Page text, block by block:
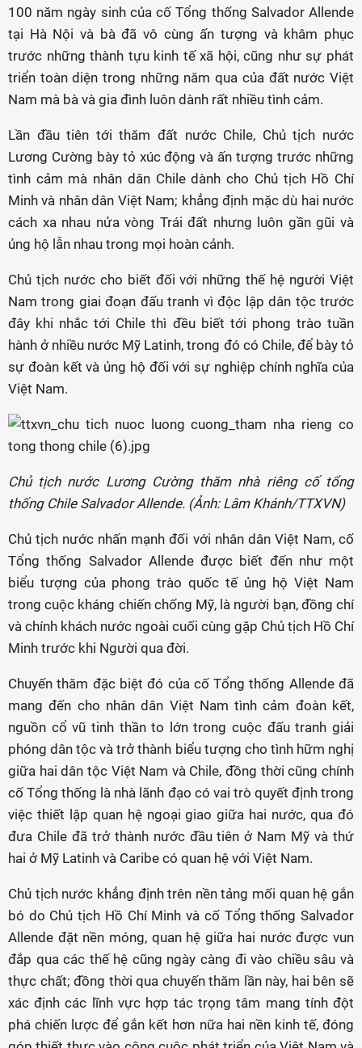
100 năm ngày sinh của cố Tổng thống Salvador Allende
tại Hà Nội và bà đã vô cùng ấn tượng và khâm phục
trước những thành tựu kinh tế xã hội, cũng như sự phát
triển toàn diện trong những năm qua của đất nước Việt
Nam mà bà và gia đình luôn dành rất nhiều tình cảm.
Lần đầu tiên tới thăm đất nước Chile, Chủ tịch nước
Lương Cường bày tỏ xúc động và ấn tượng trước những
tình cảm mà nhân dân Chile dành cho Chủ tịch Hồ Chí
Minh và nhân dân Việt Nam; khẳng định mặc dù hai nước
cách xa nhau nửa vòng Trái đất nhưng luôn gần gũi và
ủng hộ lẫn nhau trong mọi hoàn cảnh.
Chủ tịch nước cho biết đối với những thế hệ người Việt
Nam trong giai đoạn đấu tranh vì độc lập dân tộc trước
đây khi nhắc tới Chile thì đều biết tới phong trào tuần
hành ở nhiều nước Mỹ Latinh, trong đó có Chile, để bày tỏ
sự đoàn kết và ủng hộ đối với sự nghiệp chính nghĩa của
Việt Nam.
Chủ tịch nước Lương Cường thăm nhà riêng cố tổng
thống Chile Salvador Allende. (Ảnh: Lâm Khánh/TTXVN)
Chủ tịch nước nhấn mạnh đối với nhân dân Việt Nam, cố
Tổng thống Salvador Allende được biết đến như một
biểu tượng của phong trào quốc tế ủng hộ Việt Nam
trong cuộc kháng chiến chống Mỹ, là người bạn, đồng chí
và chính khách nước ngoài cuối cùng gặp Chủ tịch Hồ Chí
Minh trước khi Người qua đời.
Chuyến thăm đặc biệt đó của cố Tổng thống Allende đã
mang đến cho nhân dân Việt Nam tình cảm đoàn kết,
nguồn cổ vũ tinh thần to lớn trong cuộc đấu tranh giải
phóng dân tộc và trở thành biểu tượng cho tình hữm nghị
giữa hai dân tộc Việt Nam và Chile, đồng thời cũng chính
cố Tổng thống là nhà lãnh đạo có vai trò quyết định trong
việc thiết lập quan hệ ngoại giao giữa hai nước, qua đó
đưa Chile đã trở thành nước đầu tiên ở Nam Mỹ và thứ
hai ở Mỹ Latinh và Caribe có quan hệ với Việt Nam.
Chủ tịch nước khẳng định trên nền tảng mối quan hệ gắn
bó do Chủ tịch Hồ Chí Minh và cố Tổng thống Salvador
Allende đặt nền móng, quan hệ giữa hai nước được vun
đắp qua các thế hệ cũng ngày càng đi vào chiều sâu và
thực chất; đồng thời qua chuyến thăm lần này, hai bên sẽ
xác định các lĩnh vực hợp tác trọng tâm mang tính đột
phá chiến lược để gắn kết hơn nữa hai nền kinh tế, đóng